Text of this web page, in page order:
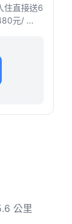
住直接送6
元/ ...
公里